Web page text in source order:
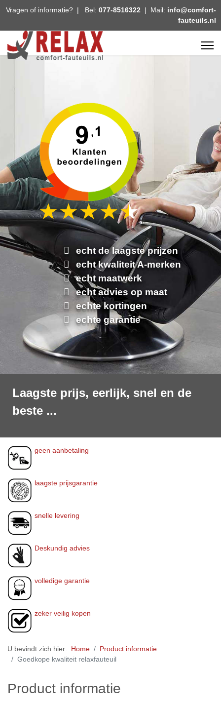
Vragen of informatie? | Bel: 077-8516322 | Mail: info@comfort-
fauteuils.nl
echt de laagste prijzen
echt kwaliteit A-merken
echt maatwerk
echt advies op maat
echte kortingen
echte garantie
Laagste prijs, eerlijk, snel en de
beste ...
geen aanbetaling
laagste prijsgarantie
snelle levering
Deskundig advies
volledige garantie
zeker veilig kopen
U bevindt zich hier: Home
Product informatie
Goedkope kwaliteit relaxfauteuil
Product informatie